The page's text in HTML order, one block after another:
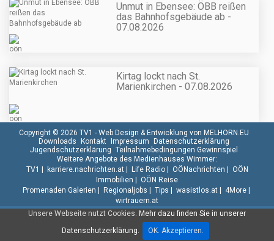
Unmut in Ebensee: ÖBB reißen
das Bahnhofsgebäude ab -
07.08.2026
Kirtag lockt nach St.
Marienkirchen - 07.08.2026
Unsere Webseite nutzt Cookies. Mehr dazu finden Sie in unserer
Datenschutzerklärung.
OK. Akzeptieren.
Copyright © 2026 TV1 - Web Design & Entwicklung von MELHORN.EU
Downloads
Kontakt Impressum
Datenschutzerklärung
Jugendschutzerklärung Teilnahmebedingungen Gewinnspiel
Weitere Angebote des Medienhauses Wimmer:
TV1
karriere.nachrichten.at| Life Radio| OÖNachrichten
OÖN
Immobilien
OÖN Reise
Promenaden Galerien
Regionaljobs Tips wasistlos.at| 4More|
wirtrauern.at